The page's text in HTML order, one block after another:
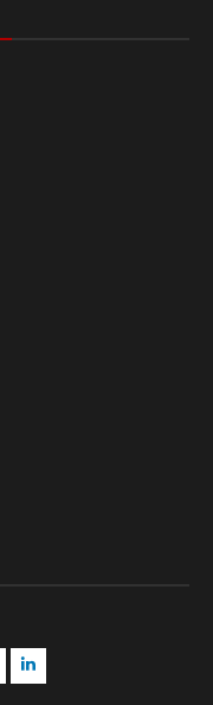
LinkedIn